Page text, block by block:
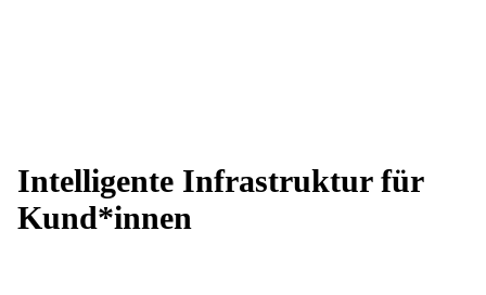
Intelligente Infrastruktur für
Kund*innen